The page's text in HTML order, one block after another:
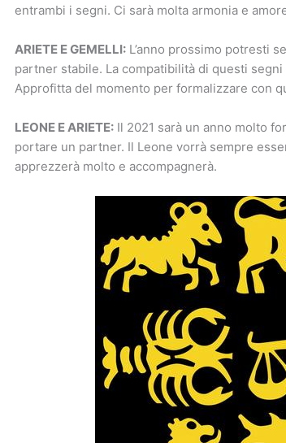
entrambi i segni. Ci sarà molta armonia e
ARIETE E GEMELLI: L’anno prossimo potresti
partner stabile. La compatibilità di questi
Approfitta del momento per formalizzare con
LEONE E ARIETE: Il 2021 sarà un anno molto
portare un partner. Il Leone vorrà sempre
apprezzerà molto e accompagnerà.